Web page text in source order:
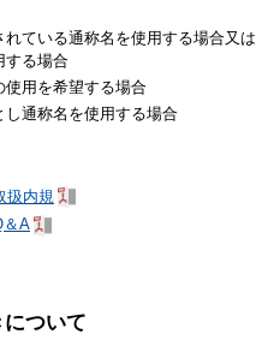
ている通称名を使用する場合又は
する場合
使用を希望する場合
通称名を使用する場合
扱内規
＆A
ついて